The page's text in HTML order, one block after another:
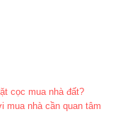
cọc mua nhà đất?
mua nhà cần quan tâm